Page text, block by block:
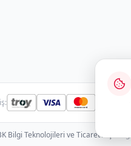
Bilgi Teknolojileri ve Ticaret A.Ş.